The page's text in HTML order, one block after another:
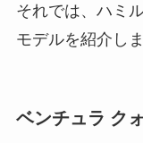
それでは、ハミ
モデルを紹介しま
ベンチュラ ク